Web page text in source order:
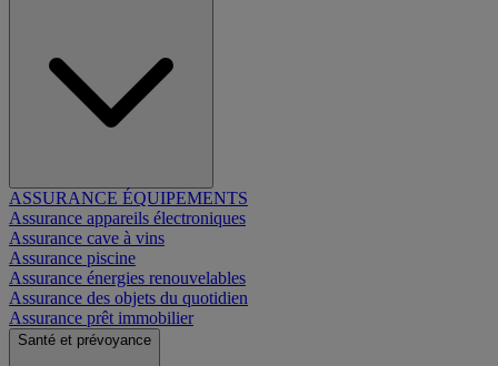
ASSURANCE ÉQUIPEMENTS
Assurance appareils électroniques
Assurance cave à vins
Assurance piscine
Assurance énergies renouvelables
Assurance des objets du quotidien
Assurance prêt immobilier
Santé et prévoyance